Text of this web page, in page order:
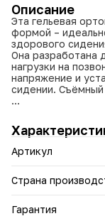
Описание
Эта гельевая
формой –
здорового
Она разработана
нагрузки на
напряжение и
сидении.
Анатомически
обеспечивает
позвоночника,
Улучшение
Равномерное
Артикул
Страна
Гарантия